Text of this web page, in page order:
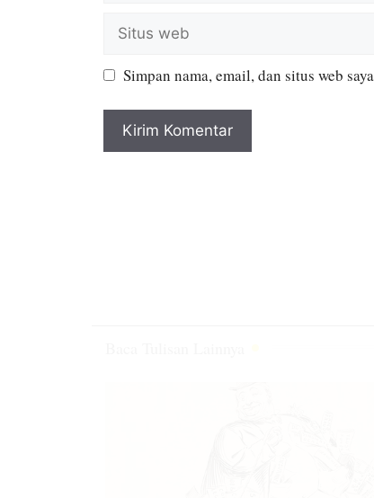
Simpan nama, email, dan situs web